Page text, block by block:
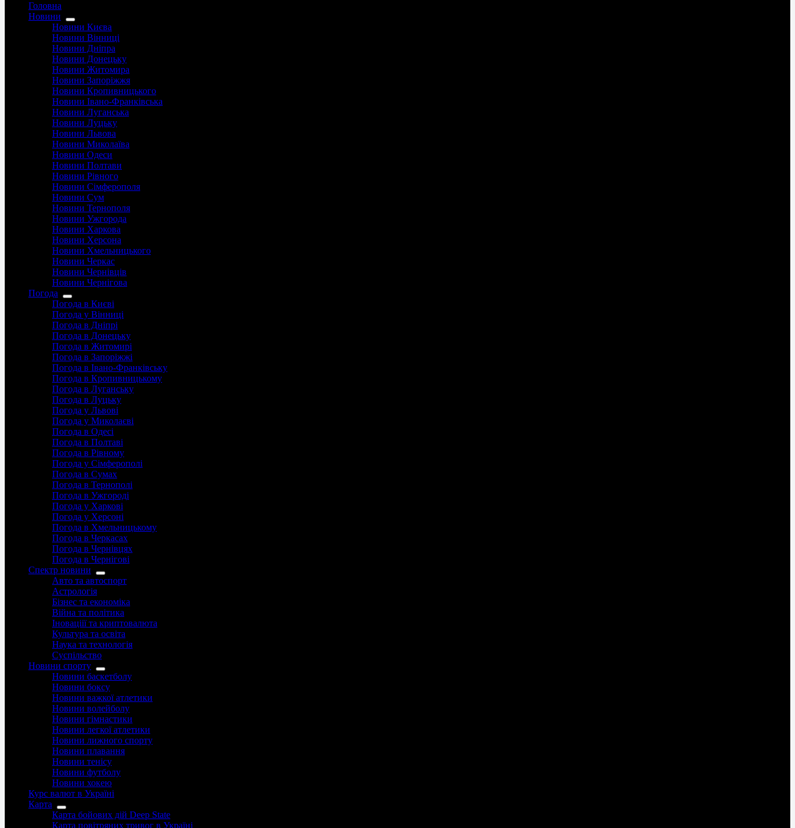
Головна
Новини
Новини Києва
Новини Вінниці
Новини Дніпра
Новини Донецьку
Новини Житомира
Новини Запоріжжя
Новини Кропивницького
Новини Івано-Франківська
Новини Луганська
Новини Луцьку
Новини Львова
Новини Миколаїва
Новини Одеси
Новини Полтави
Новини Рівного
Новини Сімферополя
Новини Сум
Новини Тернополя
Новини Ужгорода
Новини Харкова
Новини Херсона
Новини Хмельницького
Новини Черкас
Новини Чернівців
Новини Чернігова
Погода
Погода в Києві
Погода у Вінниці
Погода в Дніпрі
Погода в Донецьку
Погода в Житомирі
Погода в Запоріжжі
Погода в Івано-Франківську
Погода в Кропивницькому
Погода в Луганську
Погода в Луцьку
Погода у Львові
Погода у Миколаєві
Погода в Одесі
Погода в Полтаві
Погода в Рівному
Погода у Сімферополі
Погода в Сумах
Погода в Тернополі
Погода в Ужгороді
Погода у Харкові
Погода у Херсоні
Погода в Хмельницькому
Погода в Черкасах
Погода в Чернівцях
Погода в Чернігові
Спектр новини
Авто та автоспорт
Астрологія
Бізнес та економіка
Війна та політика
Іноваціії та криптовалюта
Культура та освіта
Наука та технологія
Суспільство
Новини спорту
Новини баскетболу
Новини боксу
Новини важкої атлетики
Новини волейболу
Новини гімнастики
Новини легкої атлетики
Новини лижного спорту
Новини плавання
Новини тенісу
Новини футболу
Новини хокею
Курс валют в Україні
Карта
Карта бойових дій Deep State
Карта повітряних тривог в Україні